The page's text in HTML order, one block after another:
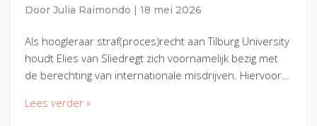
Door Julia Raimondo 18 mei 2026
Als hoogleraar straf(proces)recht aan Tilburg University
houdt Elies van Sliedregt zich voornamelijk bezig met
de berechting van internationale misdrijven. Hiervoor…
Lees verder »